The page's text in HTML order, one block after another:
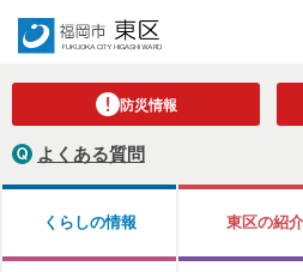
防災情報
よくある質問
くらしの情報 東区の紹介